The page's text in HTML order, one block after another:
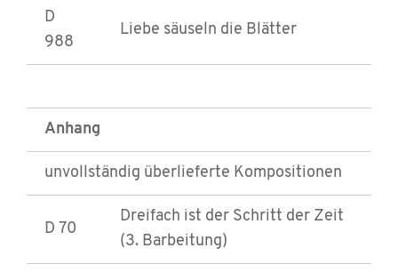
D
988
Liebe säuseln die Blätter
Anhang
unvollständig überlieferte Kompositionen
D 70
Dreifach ist der Schritt der Zeit
(3. Barbeitung)